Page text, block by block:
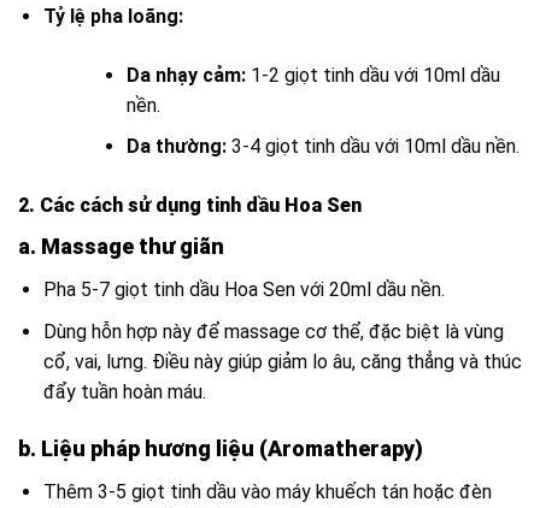
Tỷ lệ pha loãng:
Da nhạy cảm:1-2 giọt tinh dầu với 10ml dầu
nền.
Da thường:3-4 giọt tinh dầu với 10ml dầu nền.
2. Các cách sử dụng tinh dầu Hoa Sen
a. Massage thư giãn
Pha 5-7 giọt tinh dầu Hoa Sen với 20ml dầu nền.
Dùng hỗn hợp này để massage cơ thể, đặc biệt là vùng
cổ, vai, lưng. Điều này giúp giảm lo âu, căng thẳng và thúc
đẩy tuần hoàn máu.
b. Liệu pháp hương liệu (Aromatherapy)
Thêm 3-5 giọt tinh dầu vào máy khuếch tán hoặc đèn